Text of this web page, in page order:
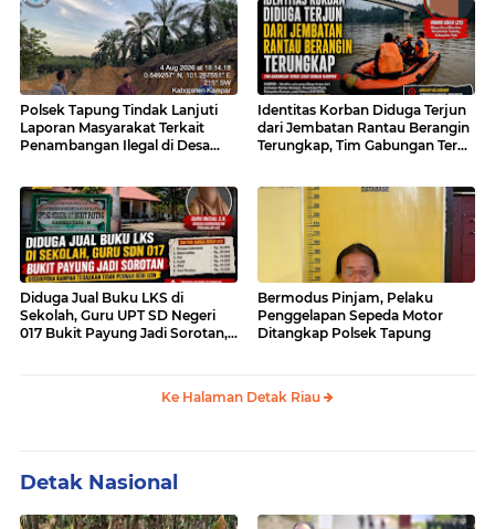
Polsek Tapung Tindak Lanjuti
Laporan Masyarakat Terkait
Penambangan Ilegal di Desa
Identitas Korban Diduga Terjun
dari Jembatan Rantau Berangin
Terungkap, Tim Gabungan Terus
Diduga Jual Buku LKS di
Sekolah, Guru UPT SD Negeri
017 Bukit Payung Jadi Sorotan,
Bermodus Pinjam, Pelaku
Penggelapan Sepeda Motor
Ditangkap Polsek Tapung
Ke Halaman Detak Riau
Detak Nasional